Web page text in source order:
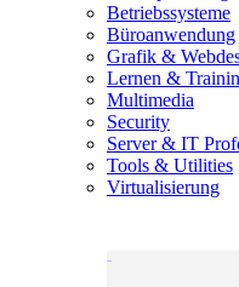
Betriebssysteme
Büroanwendung
Grafik &
Lernen &
Multimedia
Security
Server & IT
Tools & Utilities
Virtualisierung